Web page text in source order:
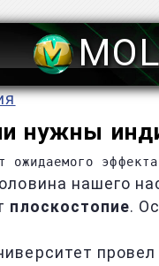
нужны
ожидаемого
нашего
плоскостопие.